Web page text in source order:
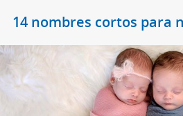
14 nombres cortos para